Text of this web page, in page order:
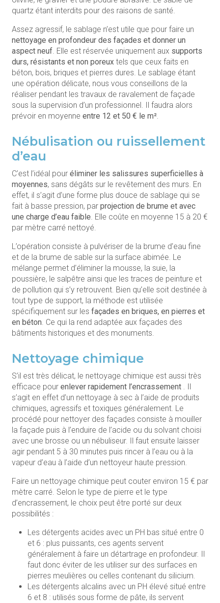
quartz étant interdits pour des raisons de santé.
Assez agressif, le sablage n’est utile que pour faire un
nettoyage en profondeur des façades et donner un
aspect neuf. Elle est réservée uniquement aux supports
durs, résistants et non poreux tels que ceux faits en
béton, bois, briques et pierres dures. Le sablage étant
une opération délicate, nous vous conseillons de la
réaliser pendant les travaux de ravalement de façade
sous la supervision d’un professionnel. Il faudra alors
prévoir en moyenne entre 12 et 50 € le m².
Nébulisation ou ruissellement
d’eau
C’est l’idéal pour éliminer les salissures superficielles à
moyennes, sans dégâts sur le revêtement des murs. En
effet, il s’agit d’une forme plus douce de sablage qui se
fait à basse pression, par projection de brume et avec
une charge d’eau faible. Elle coûte en moyenne 15 à 20 €
par mètre carré nettoyé.
L’opération consiste à pulvériser de la brume d’eau fine
et de la brume de sable sur la surface abimée. Le
mélange permet d’éliminer la mousse, la suie, la
poussière, le salpêtre ainsi que les traces de peinture et
de pollution qui s’y retrouvent. Bien qu’elle soit destinée à
tout type de support, la méthode est utilisée
spécifiquement sur les façades en briques, en pierres et
en béton. Ce qui la rend adaptée aux façades des
bâtiments historiques et des monuments.
Nettoyage chimique
S’il est très délicat, le nettoyage chimique est aussi très
efficace pour enlever rapidement l’encrassement . Il
s’agit en effet d’un nettoyage à sec à l’aide de produits
chimiques, agressifs et toxiques généralement. Le
procédé pour nettoyer des façades consiste à mouiller
la façade puis à l’enduire de l’acide ou du solvant choisi
avec une brosse ou un nébuliseur. Il faut ensuite laisser
agir pendant 5 à 30 minutes puis rincer à l’eau ou à la
vapeur d’eau à l’aide d’un nettoyeur haute pression.
Faire un nettoyage chimique peut couter environ 15 € par
mètre carré. Selon le type de pierre et le type
d’encrassement, le choix peut être porté sur deux
possibilités :
Les détergents acides avec un PH bas situé entre 0
et 6 : plus puissants, ces agents servent
généralement à faire un détartrage en profondeur. Il
faut donc éviter de les utiliser sur des surfaces en
pierres meulières ou celles contenant du silicium.
Les détergents alcalins avec un PH élevé situé entre
6 et 8 : utilisés sous forme de pâte, ils servent